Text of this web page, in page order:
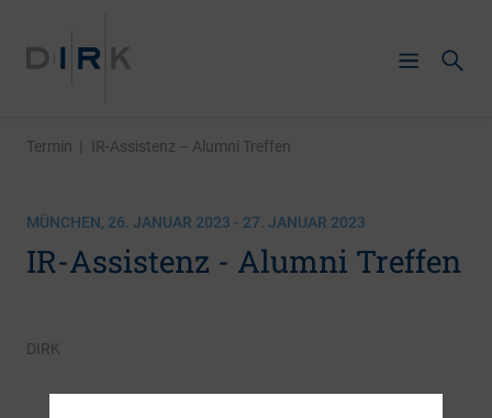
Termin | IR-Assistenz – Alumni Treffen
MÜNCHEN, 26. JANUAR 2023 - 27. JANUAR 2023
IR-Assistenz - Alumni Treffen
DIRK